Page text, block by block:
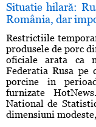
Situatie hilară:
România, dar
Restrictiile
produsele de porc
oficiale arata ca
Federatia Rusa pe
porcine in
furnizate
National de
dimensiuni